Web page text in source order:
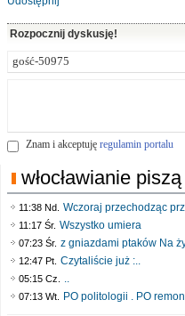
Rozpocznij dyskusję!
Znam i akceptuję regulamin portalu
włocławianie piszą
11:38 Nd. Wczoraj przechodząc
11:17 Śr. Wszystko umiera
07:23 Śr. z gniazdami ptaków Na
12:47 Pt. Czytaliście już :..
05:15 Cz. ..
07:13 Wt. PO politologii . PO